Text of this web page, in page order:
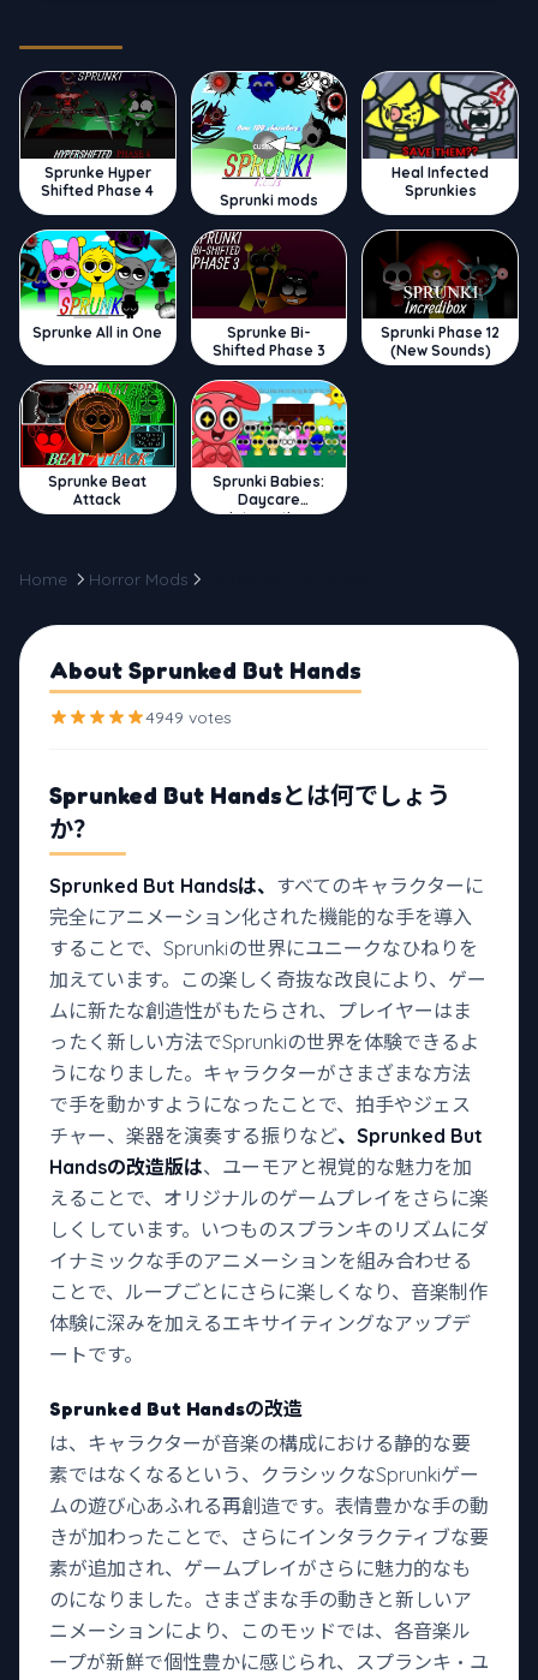
Sprunke Hyper
Shifted Phase 4
Sprunki mods
Heal Infected
Sprunkies
Sprunke All in One
Sprunke Bi-
Shifted Phase 3
Sprunki Phase 12
(New Sounds)
Sprunke Beat
Attack
Sprunki Babies:
Daycare
Interactive
Home Horror Mods
About Sprunked But Hands
4949 votes
Sprunked But Handsとは何でしょう
か？
Sprunked But Handsは、 すべてのキャラクターに
完全にアニメーション化された機能的な手を導入
することで、Sprunkiの世界にユニークなひねりを
加えています。この楽しく奇抜な改良により、ゲー
ムに新たな創造性がもたらされ、プレイヤーはま
ったく新しい方法でSprunkiの世界を体験できるよ
うになりました。キャラクターがさまざまな方法
で手を動かすようになったことで、拍手やジェス
チャー、楽器を演奏する振りなど、Sprunked But
Handsの改造版は、ユーモアと視覚的な魅力を加
えることで、オリジナルのゲームプレイをさらに楽
しくしています。いつものスプランキのリズムにダ
イナミックな手のアニメーションを組み合わせる
ことで、ループごとにさらに楽しくなり、音楽制作
体験に深みを加えるエキサイティングなアップデ
ートです。
Sprunked But Handsの改造
は、キャラクターが音楽の構成における静的な要
素ではなくなるという、クラシックなSprunkiゲー
ムの遊び心あふれる再創造です。表情豊かな手の動
きが加わったことで、さらにインタラクティブな要
素が追加され、ゲームプレイがさらに魅力的なも
のになりました。さまざまな手の動きと新しいア
ニメーションにより、このモッドでは、各音楽ル
ープが新鮮で個性豊かに感じられ、スプランキ・ユ